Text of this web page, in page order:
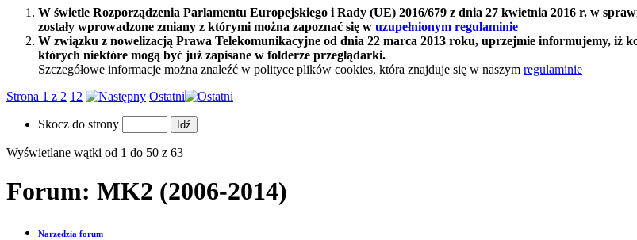
W świetle Rozporządzenia Parlamentu Europejskiego i Rady (UE) 2016/679 z dnia 27 kwietnia 2016 r. w
zostały wprowadzone zmiany z którymi można zapoznać się w uzupełnionym regulaminie
W związku z nowelizacją Prawa Telekomunikacyjne od dnia 22 marca 2013 roku, uprzejmie informujemy, iż
których niektóre mogą być już zapisane w folderze przeglądarki.
Szczegółowe informacje można znaleźć w polityce plików cookies, która znajduje się w naszym regulaminie
Strona 1 z 2 1 2 Ostatni
Skocz do strony
Wyświetlane wątki od 1 do 50 z 63
Forum: MK2 (2006-2014)
Narzędzia forum